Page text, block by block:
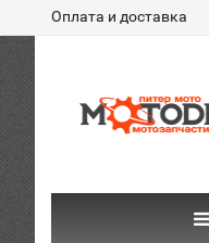
Оплата и доставка